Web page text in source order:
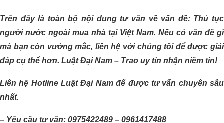
Trên đây là toàn bộ nội dung tư vấn về vấn đề: Thủ tục
người nước ngoài mua nhà tại Việt Nam. Nếu có vấn đề gì
mà bạn còn vướng mắc, liên hệ với chúng tôi để được giải
đáp cụ thể hơn. Luật Đại Nam – Trao uy tín nhận niềm tin!
Liên hệ Hotline Luật Đại Nam để được tư vấn chuyên sâu
nhất.
– Yêu cầu tư vấn: 0975422489 – 0961417488